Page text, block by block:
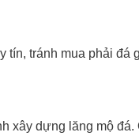
tránh mua phải đá
xây dựng lăng mộ